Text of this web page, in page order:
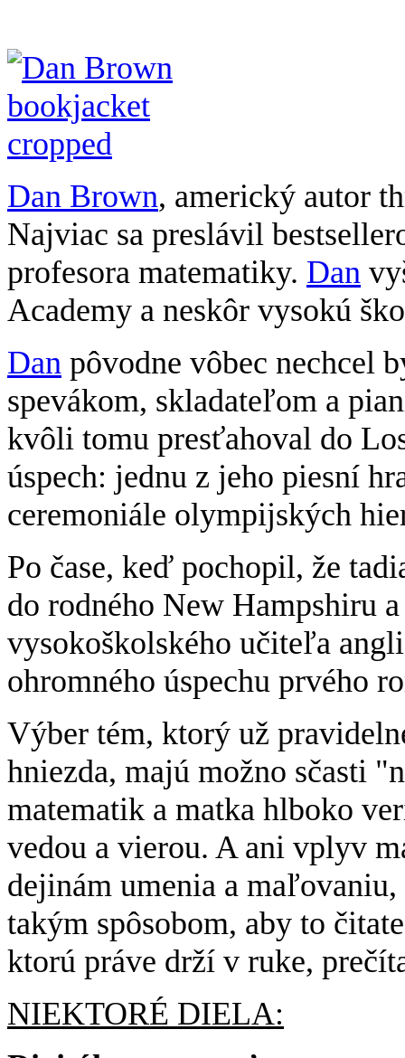
Dan Brown, americký autor
Najviac sa preslávil
profesora matematiky. Dan
Academy a neskôr vysokú
Dan pôvodne vôbec nechcel
spevákom, skladateľom a
kvôli tomu presťahoval do
úspech: jednu z jeho piesní
ceremoniále olympijských
Po čase, keď pochopil, že
do rodného New Hampshiru
vysokoškolského učiteľa
ohromného úspechu prvého
Výber tém, ktorý už
hniezda, majú možno sčasti
matematik a matka hlboko
vedou a vierou. A ani vplyv
dejinám umenia a
takým spôsobom, aby to
ktorú práve drží v ruke,
NIEKTORÉ DIELA: